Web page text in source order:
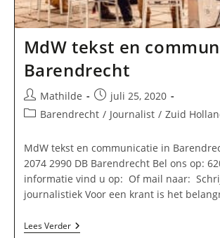
MdW tekst en
Barendrecht
Bericht
auteur:
Mathilde
Bericht
gepubliceerd
juli 25, 2020
Berichtcategorie:
Barendrecht / Journalist / Zuid
MdW tekst en communicatie in
2074 2990 DB Barendrecht Bel ons op:
informatie vind u op: Of mail naar:
journalistiek Voor een krant is het
Lees VerderMdW